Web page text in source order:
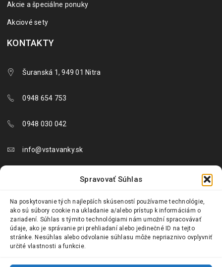
Spravovať Súhlas
Na poskytovanie tých najlepších skúseností používame technológie,
ako sú súbory cookie na ukladanie a/alebo prístup k informáciám o
zariadení. Súhlas s týmito technológiami nám umožní spracovávať
údaje, ako je správanie pri prehliadaní alebo jedinečné ID na tejto
stránke. Nesúhlas alebo odvolanie súhlasu môže nepriaznivo ovplyvniť
určité vlastnosti a funkcie.
Akcie a špeciálne ponuky
Akciové sety
KONTAKTY
Šuranská 1, 949 01 Nitra
0948 654 753
0948 030 042
info@vstavanky.sk
objednavky@vstavanky.sk
reklamacie@vstavanky.sk